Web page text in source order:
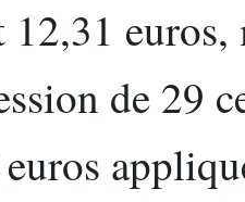
12,31 euros,
de 29